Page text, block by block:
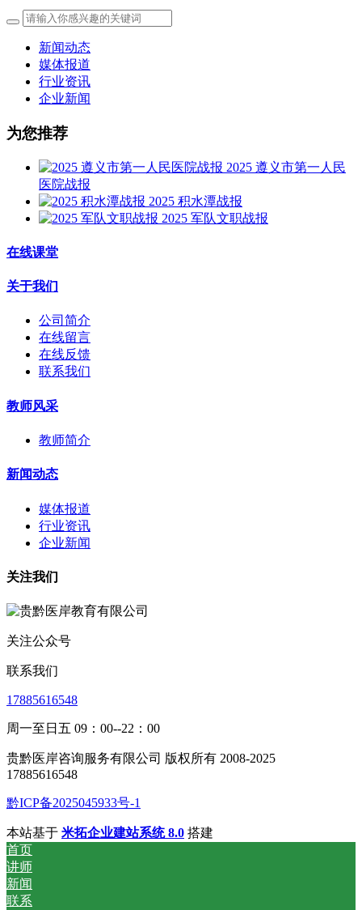
新闻动态
媒体报道
行业资讯
企业新闻
为您推荐
2025 遵义市第一人民
医院战报
2025 积水潭战报
2025 军队文职战报
在线课堂
关于我们
公司简介
在线留言
在线反馈
联系我们
教师风采
教师简介
新闻动态
媒体报道
行业资讯
企业新闻
关注我们
关注公众号
联系我们
17885616548
周一至日五 09：00--22：00
贵黔医岸咨询服务有限公司 版权所有 2008-2025
17885616548
黔ICP备2025045933号-1
本站基于 米拓企业建站系统 8.0 搭建
首页
讲师
新闻
联系